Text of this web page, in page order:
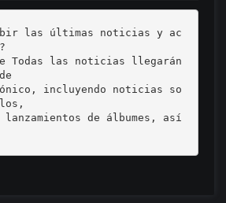
las últimas noticias y ac
Todas las noticias llegarán
incluyendo noticias so
de álbumes, así